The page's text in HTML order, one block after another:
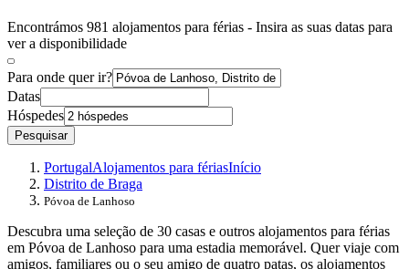
Encontrámos 981 alojamentos para férias - Insira as suas datas para
ver a disponibilidade
Para onde quer ir?
Datas
Hóspedes
Pesquisar
PortugalAlojamentos para fériasInício
Distrito de Braga
Póvoa de Lanhoso
Descubra uma seleção de 30 casas e outros alojamentos para férias
em Póvoa de Lanhoso para uma estadia memorável. Quer viaje com
amigos, familiares ou o seu amigo de quatro patas, os alojamentos